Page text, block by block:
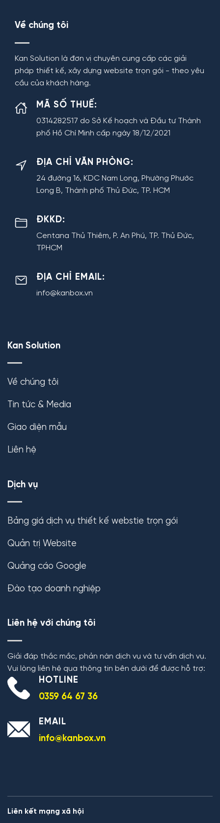
Về chúng tôi
Kan Solution là đơn vị chuyên cung cấp các giải
pháp thiết kế, xây dựng website trọn gói - theo yêu
cầu của khách hàng.
MÃ SỐ THUẾ:
0314282517 do Sở Kế hoạch và Đầu tư Thành
phố Hồ Chí Minh cấp ngày 18/12/2021
ĐỊA CHỈ VĂN PHÒNG:
24 đường 16, KDC Nam Long, Phường Phước
Long B, Thành phố Thủ Đức, TP. HCM
ĐKKD:
Centana Thủ Thiêm, P. An Phú, TP. Thủ Đức,
TPHCM
ĐỊA CHỈ EMAIL:
info@kanbox.vn
Kan Solution
Về chúng tôi
Tin tức & Media
Giao diện mẫu
Liên hệ
Dịch vụ
Bảng giá dịch vụ thiết kế webstie trọn gói
Quản trị Website
Quảng cáo Google
Đào tạo doanh nghiệp
Liên hệ với chúng tôi
Giải đáp thắc mắc, phản nàn dịch vụ và tư vấn dịch vụ.
Vui lòng liên hệ qua thông tin bên dưới để được hỗ trợ:
HOTLINE
0359 64 67 36
EMAIL
info@kanbox.vn
Liên kết mạng xã hội